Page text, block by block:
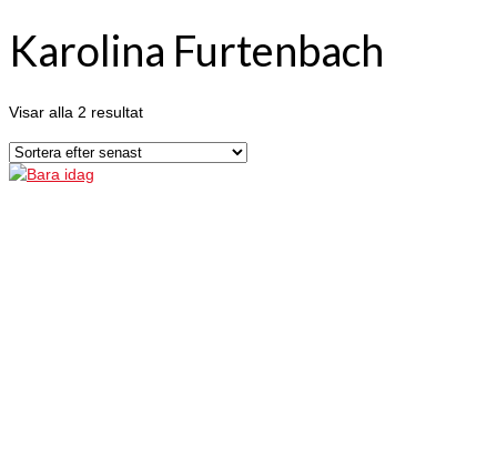
Karolina Furtenbach
Visar alla 2 resultat